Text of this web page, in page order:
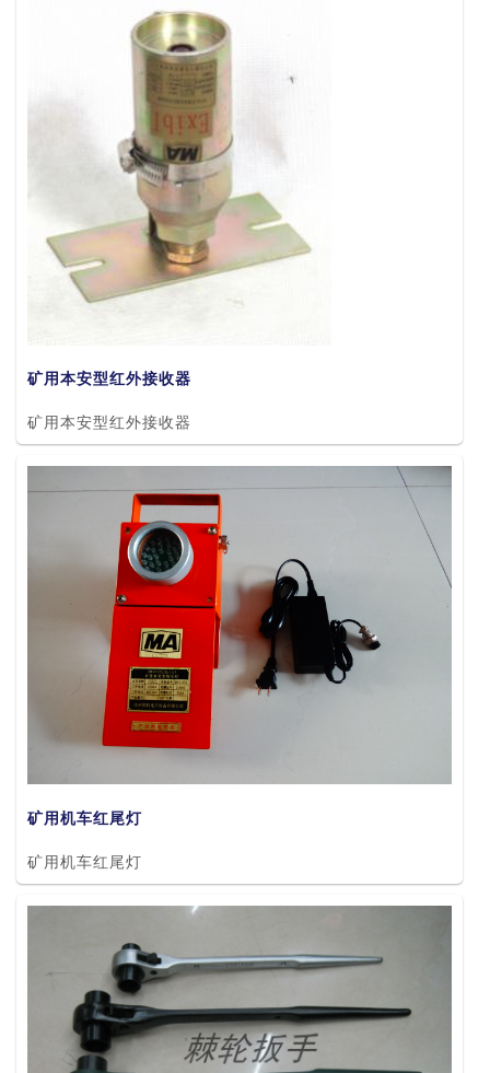
矿用本安型红外接收器
矿用本安型红外接收器
矿用机车红尾灯
矿用机车红尾灯